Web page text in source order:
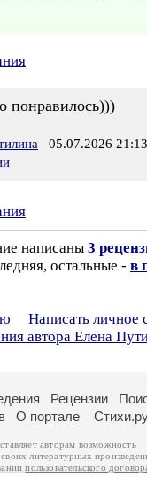
понравилось)))
05.07.2026 21:13
написаны 3
остальные - в
Написать личное
автора Елена
Рецензии
О портале
авторам возможность
литературных
пользовательского